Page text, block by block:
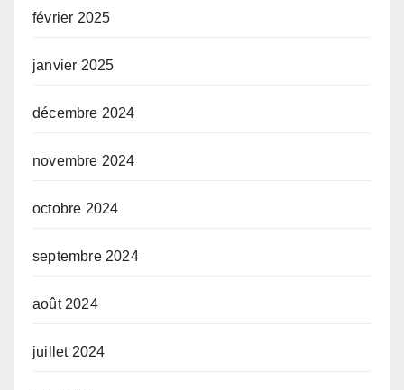
février 2025
janvier 2025
décembre 2024
novembre 2024
octobre 2024
septembre 2024
août 2024
juillet 2024